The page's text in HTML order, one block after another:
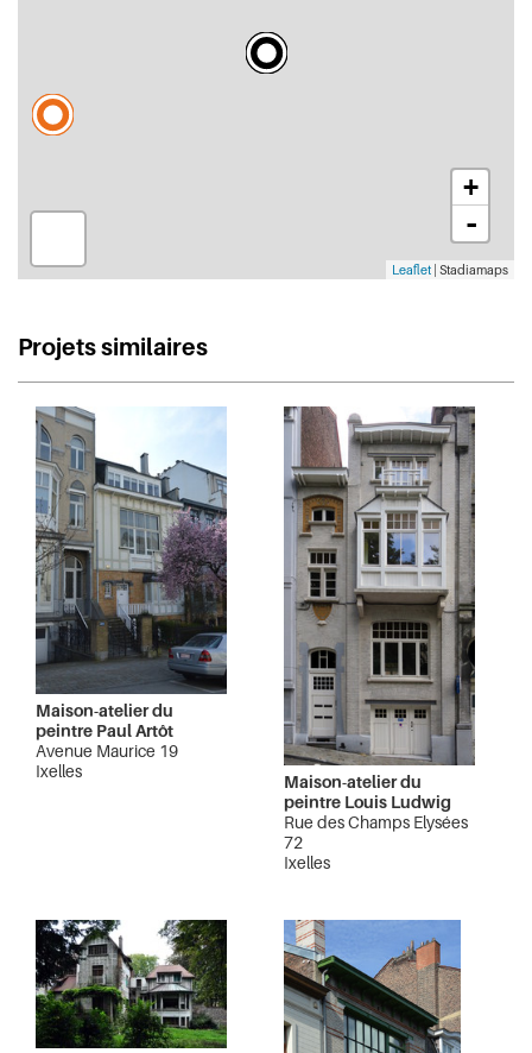
+
-
Leaflet | Stadiamaps
Projets similaires
Maison-atelier du
peintre Paul Artôt
Avenue Maurice 19
Ixelles
Maison-atelier du
peintre Louis Ludwig
Rue des Champs Elysées
72
Ixelles